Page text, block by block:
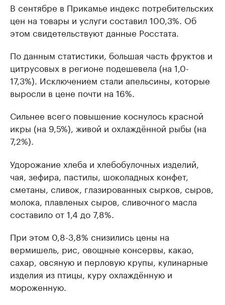
В сентябре в Прикамье индекс потребительских
цен на товары и услуги составил 100,3%. Об
этом свидетельствуют данные Росстата.
По данным статистики, большая часть фруктов и
цитрусовых в регионе подешевела (на 1,0-
17,3%). Исключением стали апельсины, которые
выросли в цене почти на 16%.
Сильнее всего повышение коснулось красной
икры (на 9,5%), живой и охлаждённой рыбы (на
7,2%).
Удорожание хлеба и хлебобулочных изделий,
чая, зефира, пастилы, шоколадных конфет,
сметаны, сливок, глазированных сырков, сыров,
молока, плавленых сыров, сливочного масла
составило от 1,4 до 7,8%.
При этом 0,8-3,8% снизились цены на
вермишель, рис, овощные консервы, какао,
сахар, овсяную и перловую крупы, кулинарные
изделия из птицы, куру охлаждённую и
мороженную.